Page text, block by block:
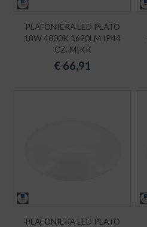
PLAFONIERA LED PLATO
18W 4000K 1620LM IP44
CZ. MIKR
€ 66,91
PLAFONIERA LED PLATO